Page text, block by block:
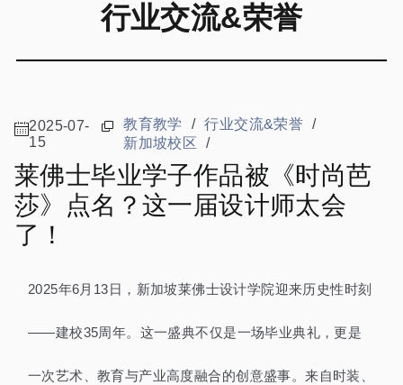
行业交流&荣誉
2025-07-
15
教育教学 / 行业交流&荣誉 /
新加坡校区
/
莱佛士毕业学子作品被《时尚芭
莎》点名？这一届设计师太会
了！
2025年6月13日 ，新加坡莱佛士设计学院迎来历史性时刻
——建校35周年。这一盛典不仅是一场毕业典礼，更是
一次艺术、教育与产业高度融合的创意盛事。来自时装、